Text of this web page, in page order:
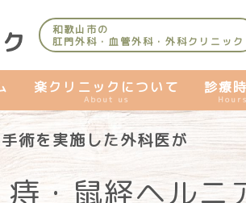
和歌山市の
肛門外科・血管外科・外科クリニック
楽クリニックについて
About us
診療
Hours
術を実施した外科医が
・鼠経ヘルニ